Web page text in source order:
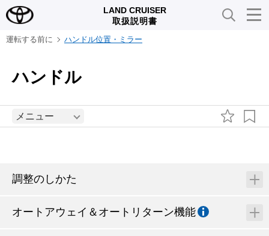
LAND CRUISER
取扱説明書
運転する前に ハンドル位置・ミラー
ハンドル
メニュー
調整のしかた
オートアウェイ＆オートリターン機能